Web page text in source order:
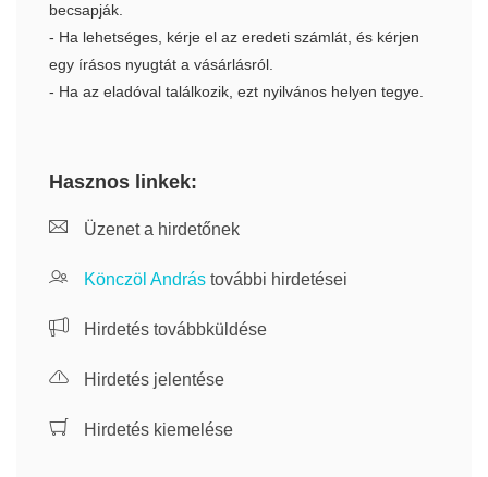
becsapják.
- Ha lehetséges, kérje el az eredeti számlát, és kérjen
egy írásos nyugtát a vásárlásról.
- Ha az eladóval találkozik, ezt nyilvános helyen tegye.
Hasznos linkek:
Üzenet a hirdetőnek
Könczöl András további hirdetései
Hirdetés továbbküldése
Hirdetés jelentése
Hirdetés kiemelése